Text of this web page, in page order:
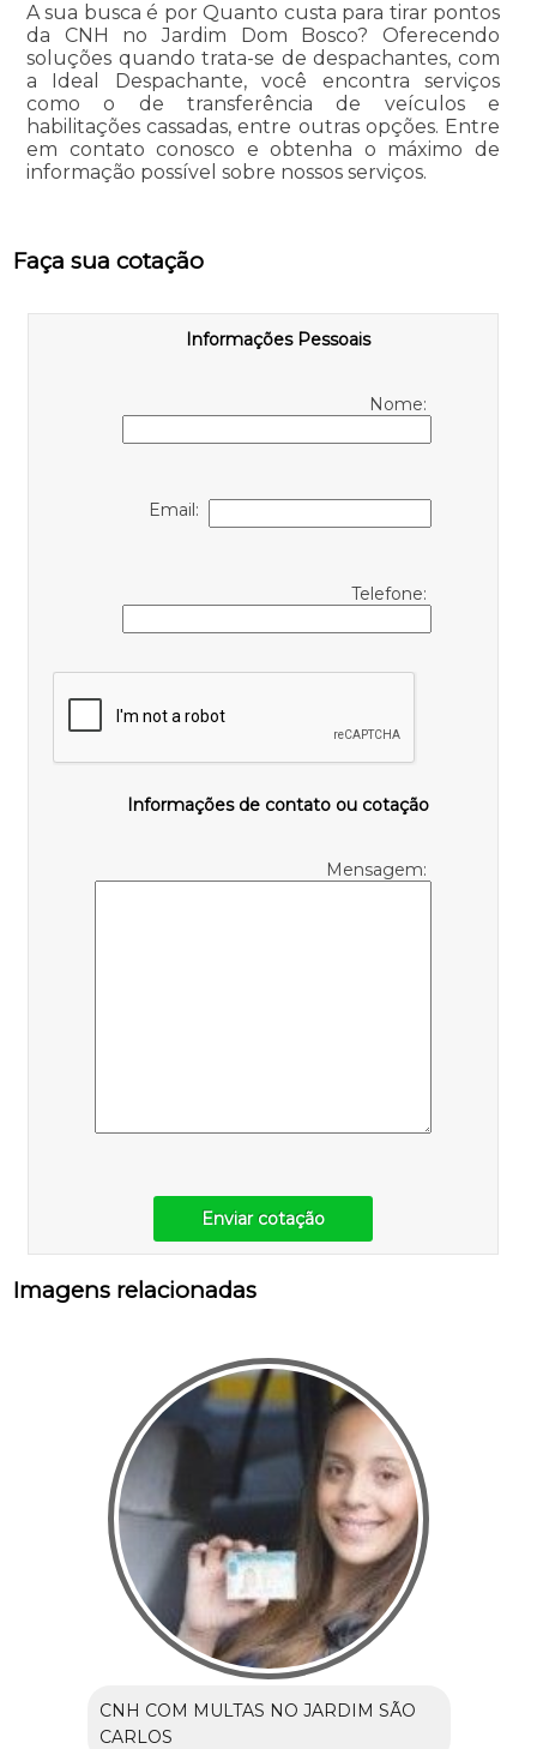
A sua busca é por Quanto custa para tirar pontos
da CNH no Jardim Dom Bosco? Oferecendo
soluções quando trata-se de despachantes, com
a Ideal Despachante, você encontra serviços
como o de transferência de veículos e
habilitações cassadas, entre outras opções. Entre
em contato conosco e obtenha o máximo de
informação possível sobre nossos serviços.
Faça sua cotação
Informações Pessoais
Nome:
Email:
Telefone:
Informações de contato ou cotação
Mensagem:
Enviar cotação
Imagens relacionadas
CNH COM MULTAS NO JARDIM SÃO
CARLOS